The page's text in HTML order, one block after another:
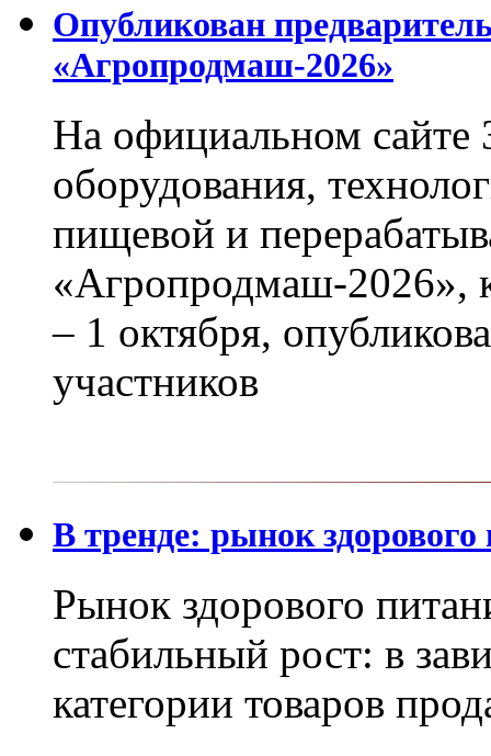
Опубликован
«Агропродмаш-2026»
На официальном сайте
оборудования,
пищевой и
«Агропродмаш-2026»,
– 1 октября,
участников
В тренде: рынок
Рынок здорового
стабильный рост: в
категории товаров